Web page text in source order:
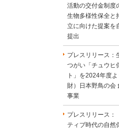
活動の交付金制度
生物多様性保全と
立に向けた提案を
提出
プレスリリース：
つがい「チュウヒ
ト」を2024年度
財）日本野鳥の会
事業
プレスリリース：
ティブ時代の自然